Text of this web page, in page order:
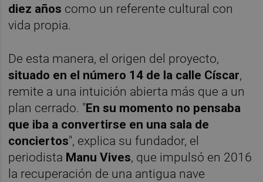
diez años como un referente cultural con
vida propia.
De esta manera, el origen del proyecto,
situado en el número 14 de la calle Císcar,
remite a una intuición abierta más que a un
plan cerrado. "En su momento no pensaba
que iba a convertirse en una sala de
conciertos", explica su fundador, el
periodista Manu Vives, que impulsó en 2016
la recuperación de una antigua nave